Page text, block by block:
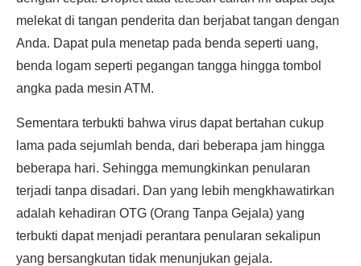
melekat di tangan penderita dan berjabat tangan dengan
Anda. Dapat pula menetap pada benda seperti uang,
benda logam seperti pegangan tangga hingga tombol
angka pada mesin ATM.
Sementara terbukti bahwa virus dapat bertahan cukup
lama pada sejumlah benda, dari beberapa jam hingga
beberapa hari. Sehingga memungkinkan penularan
terjadi tanpa disadari. Dan yang lebih mengkhawatirkan
adalah kehadiran OTG (Orang Tanpa Gejala) yang
terbukti dapat menjadi perantara penularan sekalipun
yang bersangkutan tidak menunjukan gejala.